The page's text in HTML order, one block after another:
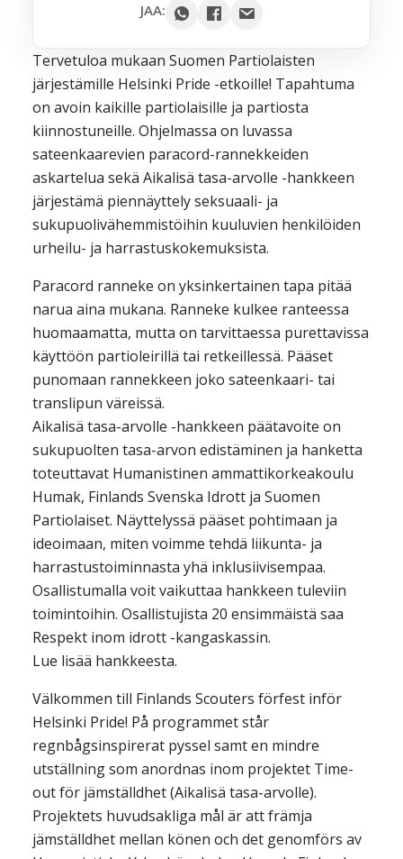
Tervetuloa mukaan Suomen Partiolaisten
järjestämille Helsinki Pride -etkoille! Tapahtuma
on avoin kaikille partiolaisille ja partiosta
kiinnostuneille. Ohjelmassa on luvassa
sateenkaarevien paracord-rannekkeiden
askartelua sekä Aikalisä tasa-arvolle -hankkeen
järjestämä piennäyttely seksuaali- ja
sukupuolivähemmistöihin kuuluvien henkilöiden
urheilu- ja harrastuskokemuksista.
Paracord ranneke on yksinkertainen tapa pitää
narua aina mukana. Ranneke kulkee ranteessa
huomaamatta, mutta on tarvittaessa purettavissa
käyttöön partioleirillä tai retkeillessä. Pääset
punomaan rannekkeen joko sateenkaari- tai
translipun väreissä.
Aikalisä tasa-arvolle -hankkeen päätavoite on
sukupuolten tasa-arvon edistäminen ja hanketta
toteuttavat Humanistinen ammattikorkeakoulu
Humak, Finlands Svenska Idrott ja Suomen
Partiolaiset. Näyttelyssä pääset pohtimaan ja
ideoimaan, miten voimme tehdä liikunta- ja
harrastustoiminnasta yhä inklusiivisempaa.
Osallistumalla voit vaikuttaa hankkeen tuleviin
toimintoihin. Osallistujista 20 ensimmäistä saa
Respekt inom idrott -kangaskassin.
Lue lisää hankkeesta.
Välkommen till Finlands Scouters förfest inför
Helsinki Pride! På programmet står
regnbågsinspirerat pyssel samt en mindre
utställning som anordnas inom projektet Time-
out för jämställdhet (Aikalisä tasa-arvolle).
Projektets huvudsakliga mål är att främja
jämställdhet mellan könen och det genomförs av
Yahoo
iCal / .ics
JAA: